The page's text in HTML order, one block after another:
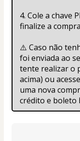
4. Cole a chave
finalize a
⚠️ Caso não
foi enviada ao
tente realizar o
acima) ou
uma nova
crédito e boleto